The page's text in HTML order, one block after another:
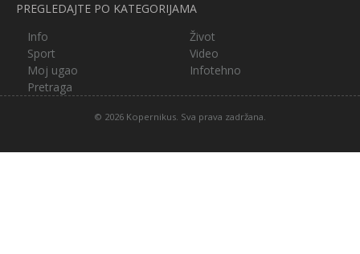
PREGLEDAJTE PO KATEGORIJAMA
Info
Život
Sport
Video
Moj ugao
Infotehno
Pretraga
© 2026 Kopernikus. Sva prava zadržana.